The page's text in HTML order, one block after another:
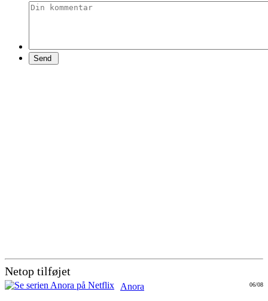
Netop tilføjet
06/08
Anora